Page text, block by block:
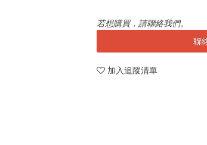
若想購買，請聯絡我們。
聯
加入追蹤清單